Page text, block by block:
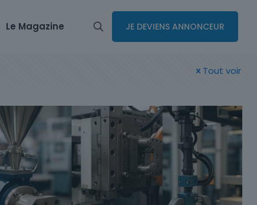
Le Magazine JE DEVIENS ANNONCEUR
Tout voir